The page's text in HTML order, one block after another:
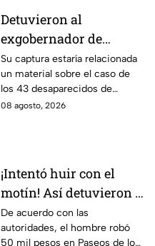
Detuvieron al
exgobernador de
Guerrero, Ángel
Aguirre Rivero
Su captura estaría relacionada
un material sobre el caso de
los 43 desaparecidos de
Ayotzinapa
08 agosto, 2026
¡Intentó huir con el
motín! Así detuvieron a
un presunto
responsable de asaltar
De acuerdo con las
autoridades, el hombre robó
50 mil pesos en Paseos de los